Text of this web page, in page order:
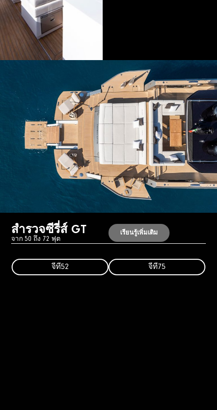
สำรวจซีรี่ส์ GT
จาก 50 ถึง 72 ฟุต
เรียนรู้เพิ่มเติม
จีที52 จีที75